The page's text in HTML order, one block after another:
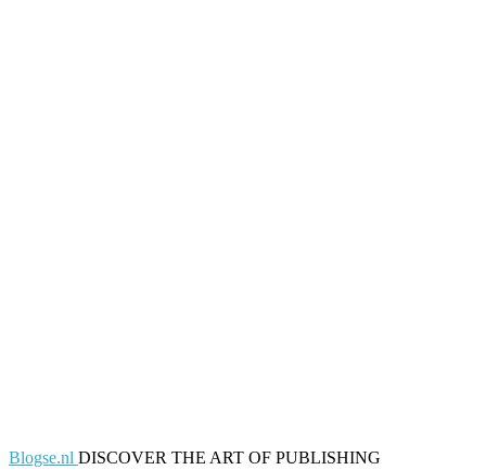
Blogse.nl DISCOVER THE ART OF PUBLISHING